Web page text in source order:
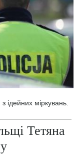
ідейних міркувань.
Тетяна